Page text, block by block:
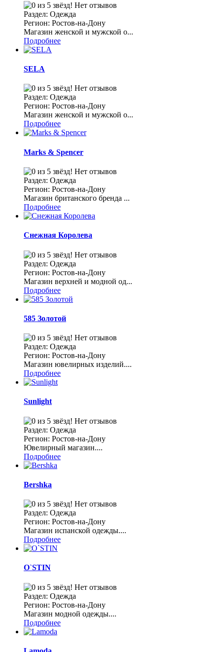
Нет отзывов
Раздел: Одежда
Регион: Ростов-на-Дону
Магазин женской и мужской о...
Подробнее
SELA
Нет отзывов
Раздел: Одежда
Регион: Ростов-на-Дону
Магазин женской и мужской о...
Подробнее
Marks & Spencer
Нет отзывов
Раздел: Одежда
Регион: Ростов-на-Дону
Магазин британского бренда ...
Подробнее
Снежная Королева
Нет отзывов
Раздел: Одежда
Регион: Ростов-на-Дону
Магазин верхней и модной од...
Подробнее
585 Золотой
Нет отзывов
Раздел: Одежда
Регион: Ростов-на-Дону
Магазин ювелирных изделий....
Подробнее
Sunlight
Нет отзывов
Раздел: Одежда
Регион: Ростов-на-Дону
Ювелирный магазин....
Подробнее
Bershka
Нет отзывов
Раздел: Одежда
Регион: Ростов-на-Дону
Магазин испанской одежды....
Подробнее
О`STIN
Нет отзывов
Раздел: Одежда
Регион: Ростов-на-Дону
Магазин модной одежды....
Подробнее